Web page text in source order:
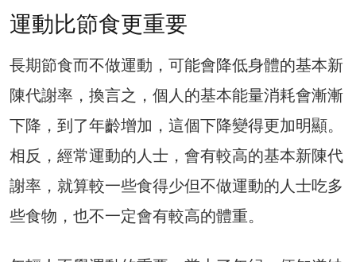
運動比節食更重要
長期節食而不做運動，可能會降低身體的基本新
陳代謝率，換言之，個人的基本能量消耗會漸漸
下降，到了年齡增加，這個下降變得更加明顯。
相反，經常運動的人士，會有較高的基本新陳代
謝率，就算較一些食得少但不做運動的人士吃多
些食物，也不一定會有較高的體重。